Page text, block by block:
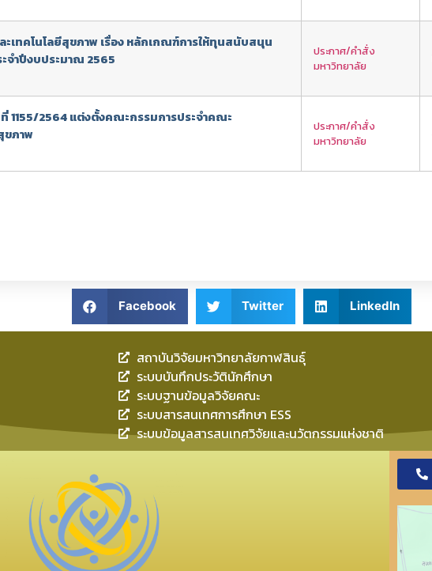
เทคโนโลยีสุขภาพ เรื่อง หลักเกณฑ์การให้ทุนสนับสนุน
จำปีงบประมาณ 2565
ประกาศ/คำสั่ง
มหาวิทยาลัย
1155/2564 แต่งตั้งคณะกรรมการประจำคณะ
ขภาพ
ประกาศ/คำสั่ง
มหาวิทยาลัย
Facebook Twitter LinkedIn
สถาบันวิจัยมหาวิทยาลัยกาฬสินธุ์
ระบบบันทึกประวัตินักศึกษา
ระบบฐานข้อมูลวิจัยคณะ
ระบบสารสนเทศการศึกษา ESS
ระบบข้อมูลสารสนเทศวิจัยและนวัตกรรมแห่งชาติ